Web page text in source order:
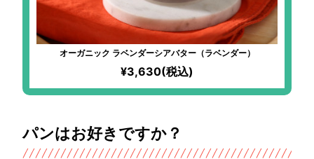
オーガニック ラベンダーシアバター（ラベンダー）
¥3,630(税込)
パンはお好きですか？